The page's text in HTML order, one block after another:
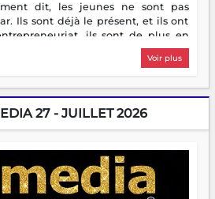
dit, les jeunes ne sont pas
Ils sont déjà le présent, et ils ont
ils sont de plus en
à créer, à risquer — souvent
aide, mais toujours avec cette
En culture, les nouvelles sont
Rasamoelina vient de décrocher le
Afrique. Miangaly Elia rafle le Prix
la torche. Alors oui, on pourrait
rentrer chez soi satisfait. Mais ce
chose essentielle. La fougue, ça
ça brûle vite. Une flamme sans
Voir plus
27 - JUILLET 2026